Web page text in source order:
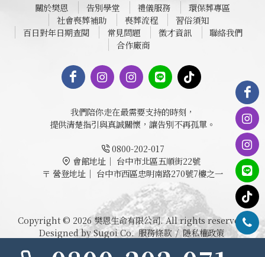
關於樊恩 告別學堂 禮儀服務
環保葬專區
社會喪葬補助
喪葬流程
習俗須知
百日對年日期查閱
常見問題 徵才資訊
聯絡我們
合作廠商
我們陪你走在最需要支持的時刻，
提供清楚指引與真誠關懷，讓告別不再孤單。
0800-202-017
會館地址｜ 台中市北區五順街22號
〒 營登地址｜ 台中市西區忠明南路270號7樓之一
Copyright © 2026 樊恩生命有限公司. All rights reserved.
Designed by Sugoi Co. 服務條款 /隱私權政策